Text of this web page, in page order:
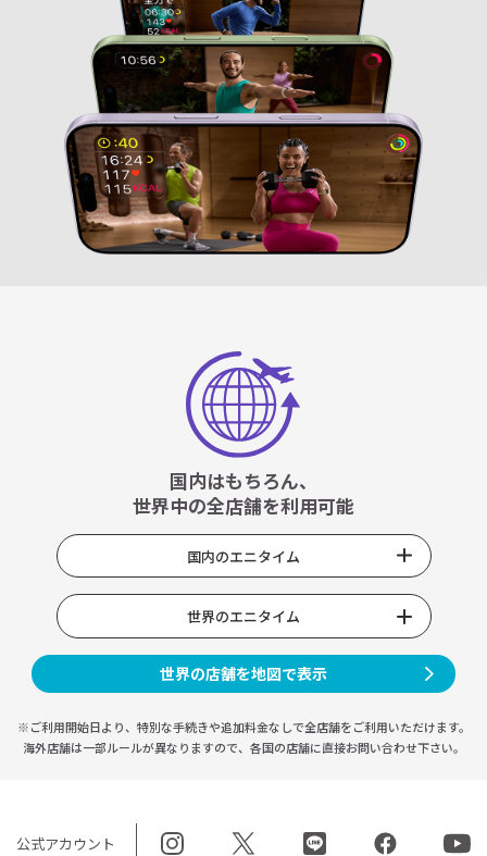
国内はもちろん、
世界中の全店舗を利用可能
国内のエニタイム
世界のエニタイム
世界の店舗を地図で表示
※ご利用開始日より、特別な手続きや追加料金なしで全店舗をご利用いただけます。
海外店舗は一部ルールが異なりますので、 各国の店舗に直接お問い合わせ下さい。
公式アカウント